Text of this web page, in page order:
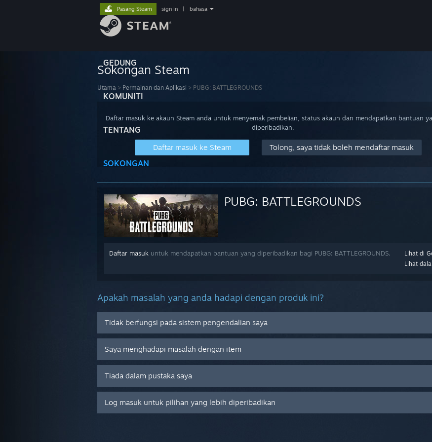
GEDUNG
KOMUNITI
TENTANG
SOKONGAN
Pasang Steam sign in bahasa
Sokongan Steam
Utama > Permainan dan Aplikasi > PUBG: BATTLEGROUNDS
Daftar masuk ke akaun Steam anda untuk menyemak pembelian, status akaun dan mendapatkan bantuan
diperibadikan.
Daftar masuk ke Steam Tolong, saya tidak boleh mendaftar masuk
PUBG: BATTLEGROUNDS
Lihat di
Lihat
Daftar masuk untuk mendapatkan bantuan yang diperibadikan bagi PUBG: BATTLEGROUNDS.
Apakah masalah yang anda hadapi dengan produk ini?
Tidak berfungsi pada sistem pengendalian saya
Saya menghadapi masalah dengan item
Tiada dalam pustaka saya
Log masuk untuk pilihan yang lebih diperibadikan